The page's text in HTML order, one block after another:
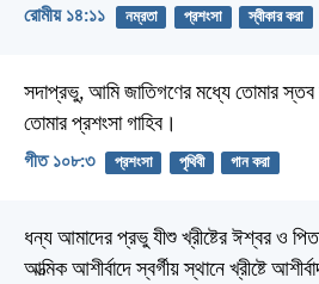
রোমীয় ১৪:১১ নম্রতা প্রশংসা স্বীকার করা
সদাপ্রভু, আমি জাতিগণের মধ্যে তোমার স্তব
তোমার প্রশংসা গাহিব।
গীত ১০৮:৩ প্রশংসা পৃথিবী গান করা
ধন্য আমাদের প্রভু যীশু খ্রীষ্টের ঈশ্বর ও
আত্মিক আশীর্বাদে স্বর্গীয় স্থানে খ্রীষ্টে